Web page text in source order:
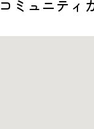
コミュニティ